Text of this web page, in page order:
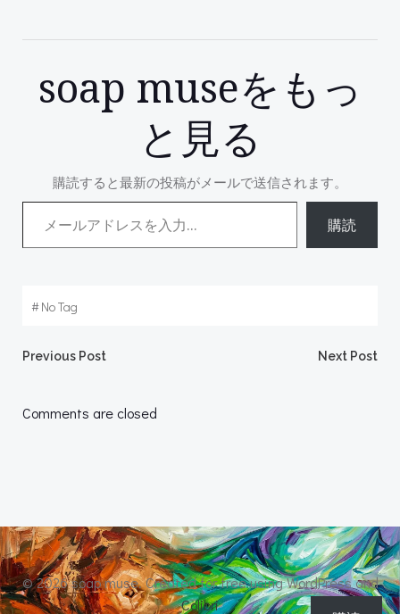
soap museをもっ
と見る
購読すると最新の投稿がメールで送信されます。
メールアドレスを入力...
購読
#No Tag
Post
navigation
Previous Post Next Post
Comments are closed
© 2026 soap muse. Created for free using WordPress and
Colibri